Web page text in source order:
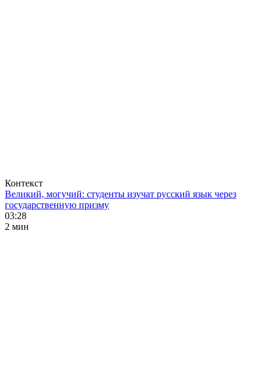
Контекст
Великий, могучий: студенты изучат русский язык через
государственную призму
03:28
2 мин